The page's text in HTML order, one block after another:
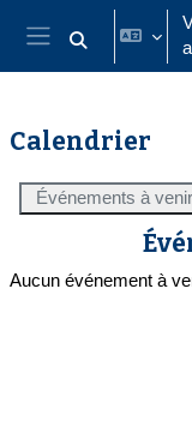
Passer au contenu
Panneau latéral
Activer/
Calendrier
Événements à venir
Aucun événement à